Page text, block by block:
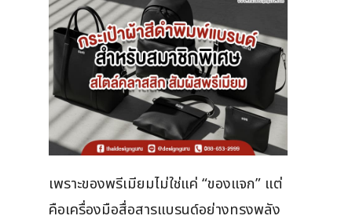
เพราะของพรีเมียมไม่ใช่แค่ “ของแจก” แต่
คือเครื่องมือสื่อสารแบรนด์อย่างทรงพลัง